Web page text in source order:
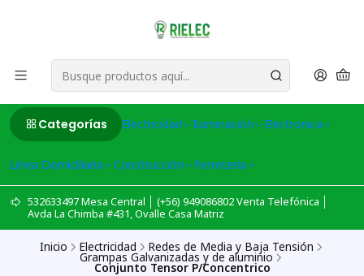
Categorías Electricidad Iluminación Electronica
Linea Domiciliaria Construcción Ferreteria
532633497 Mesa Central │ (+56) 949086802 Venta Telefónica │
Avda La Chimba #431, Ovalle Casa Matriz
Inicio Electricidad Redes de Media y Baja Tensión
Grampas Galvanizadas y de aluminio
Conjunto Tensor P/Concentrico